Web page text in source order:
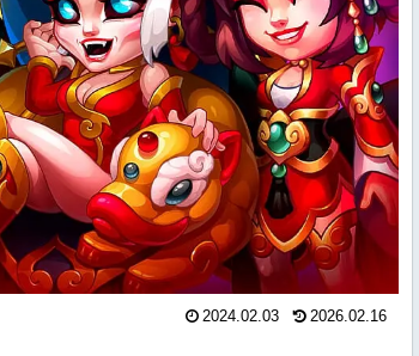
2024.02.03 2026.02.16